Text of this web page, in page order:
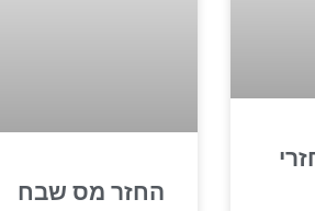
החזר מס שבח